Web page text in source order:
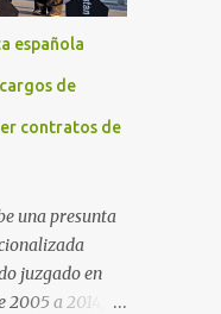
española
de
contratos de
una presunta
juzgado en
2005 a 2014, el